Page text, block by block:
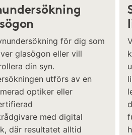
för dig som
glasögon eller vill
din syn.
utförs av en
optiker eller
med digital
där resultatet alltid